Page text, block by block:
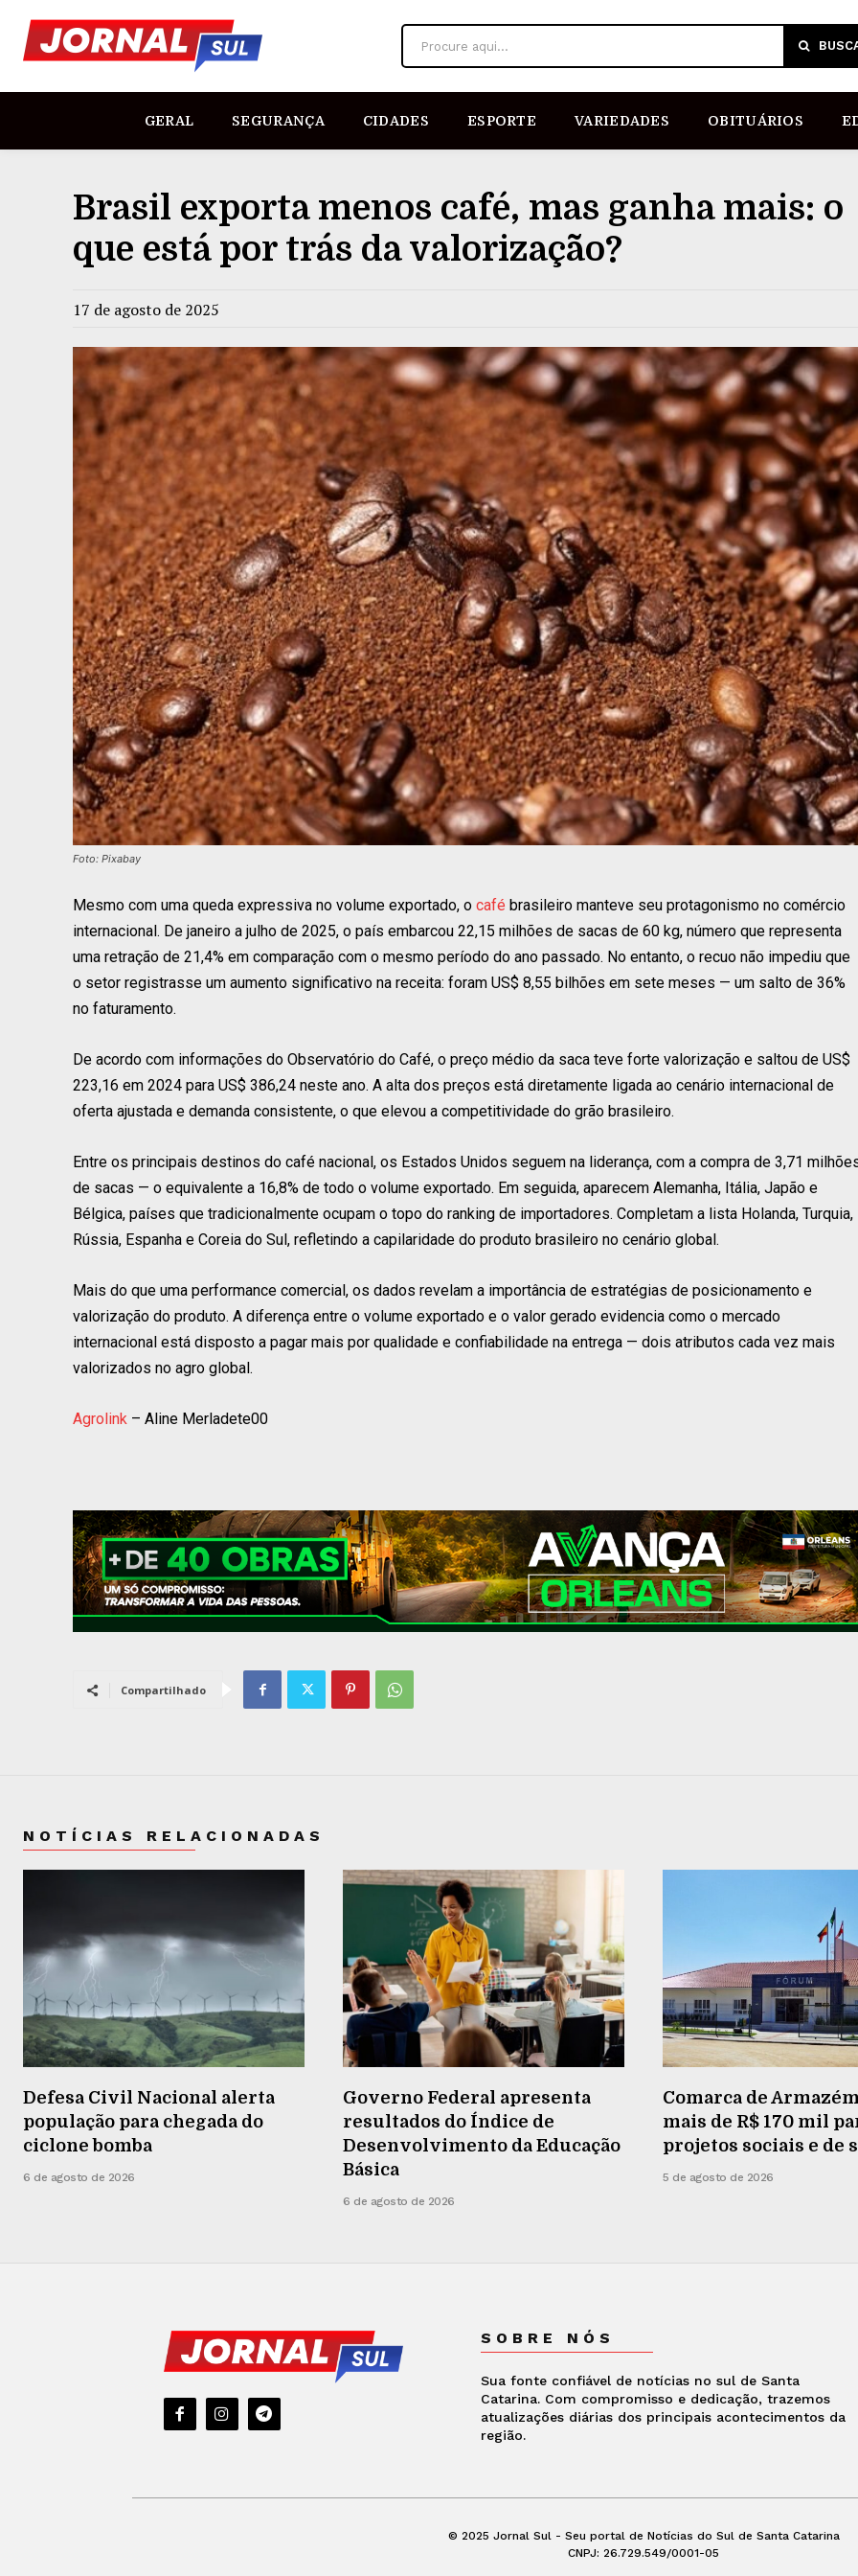
Procure aqui...
GERAL SEGURANÇA CIDADES ESPORTE VARIEDADES OBITUÁRIOS
Brasil exporta menos café, mas ganha mais: o
que está por trás da valorização?
17 de agosto de 2025
Foto: Pixabay
Mesmo com uma queda expressiva no volume exportado, o café brasileiro manteve seu protagonismo no comércio
internacional. De janeiro a julho de 2025, o país embarcou 22,15 milhões de sacas de 60 kg, número que representa
uma retração de 21,4% em comparação com o mesmo período do ano passado. No entanto, o recuo não impediu que
o setor registrasse um aumento significativo na receita: foram US$ 8,55 bilhões em sete meses — um salto de 36%
no faturamento.
De acordo com informações do Observatório do Café, o preço médio da saca teve forte valorização e saltou de US$
223,16 em 2024 para US$ 386,24 neste ano. A alta dos preços está diretamente ligada ao cenário internacional de
oferta ajustada e demanda consistente, o que elevou a competitividade do grão brasileiro.
Entre os principais destinos do café nacional, os Estados Unidos seguem na liderança, com a compra de 3,71
de sacas — o equivalente a 16,8% de todo o volume exportado. Em seguida, aparecem Alemanha, Itália, Japão e
Bélgica, países que tradicionalmente ocupam o topo do ranking de importadores. Completam a lista Holanda, Turquia,
Rússia, Espanha e Coreia do Sul, refletindo a capilaridade do produto brasileiro no cenário global.
Mais do que uma performance comercial, os dados revelam a importância de estratégias de posicionamento e
valorização do produto. A diferença entre o volume exportado e o valor gerado evidencia como o mercado
internacional está disposto a pagar mais por qualidade e confiabilidade na entrega — dois atributos cada vez mais
valorizados no agro global.
Agrolink – Aline Merladete00
Compartilhado
NOTÍCIAS RELACIONADAS
Defesa Civil Nacional alerta
população para chegada do
ciclone bomba
6 de agosto de 2026
Governo Federal apresenta
resultados do Índice de
Desenvolvimento da Educação
Básica
6 de agosto de 2026
Comarca de
mais de R$ 170 mil
projetos sociais e de
5 de agosto de 2026
SOBRE NÓS
Sua fonte confiável de notícias no sul de Santa
Catarina. Com compromisso e dedicação, trazemos
atualizações diárias dos principais acontecimentos da
região.
© 2025 Jornal Sul - Seu portal de Notícias do Sul de Santa Catarina
CNPJ: 26.729.549/0001-05